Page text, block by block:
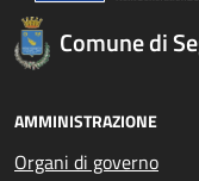
Comune di
AMMINISTRAZIONE
Organi di governo